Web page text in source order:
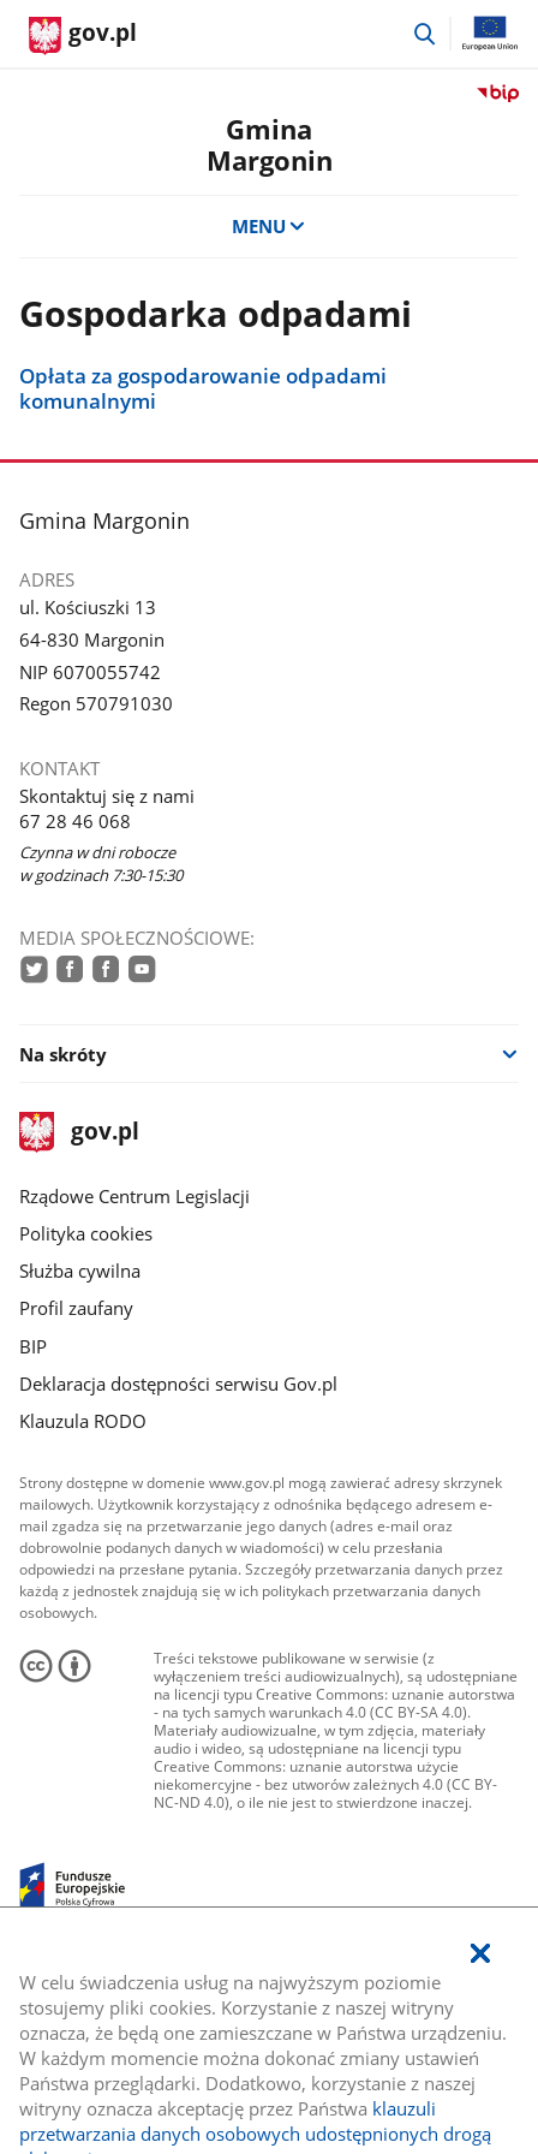
W celu świadczenia usług na najwyższym poziomie
stosujemy pliki cookies. Korzystanie z naszej witryny
oznacza, że będą one zamieszczane w Państwa urządzeniu.
W każdym momencie można dokonać zmiany ustawień
Państwa przeglądarki. Dodatkowo, korzystanie z naszej
witryny oznacza akceptację przez Państwa klauzuli
przetwarzania danych osobowych udostępnionych drogą
gov.pl
przejdź
Przejdź
Gmina
Margonin
MENU
Gospodarka odpadami
Opłata za gospodarowanie odpadami
komunalnymi
stopka
Gmina Margonin
ADRES
ul. Kościuszki 13
64-830 Margonin
NIP 6070055742
Regon 570791030
KONTAKT
Skontaktuj się z nami
67 28 46 068
Czynna w dni robocze
w godzinach 7:30-15:30
MEDIA SPOŁECZNOŚCIOWE:
Na skróty
stopka
gov.plStrona
gov.pl
Rządowe Centrum Legislacji
Polityka cookies
Służba cywilna
Profil zaufany
BIP
Deklaracja dostępności serwisu Gov.pl
Klauzula RODO
Strony dostępne w domenie www.gov.pl mogą zawierać adresy skrzynek
mailowych. Użytkownik korzystający z odnośnika będącego adresem e-
mail zgadza się na przetwarzanie jego danych (adres e-mail oraz
dobrowolnie podanych danych w wiadomości) w celu przesłania
odpowiedzi na przesłane pytania. Szczegóły przetwarzania danych przez
każdą z jednostek znajdują się w ich politykach przetwarzania danych
osobowych.
Treści tekstowe publikowane w serwisie (z
wyłączeniem treści audiowizualnych), są udostępniane
na licencji typu Creative Commons: uznanie autorstwa
- na tych samych warunkach 4.0 (CC BY-SA 4.0).
Materiały audiowizualne, w tym zdjęcia, materiały
audio i wideo, są udostępniane na licencji typu
Creative Commons: uznanie autorstwa użycie
niekomercyjne - bez utworów zależnych 4.0 (CC BY-
NC-ND 4.0), o ile nie jest to stwierdzone inaczej.